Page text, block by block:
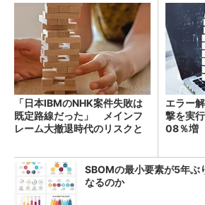
「日本IBMのNHK案件失敗は
既定路線だった」 メインフ
レーム大撤退時代のリスクと
エラー
撃を実
08％増
SBOMの最小要素が5年
なるのか